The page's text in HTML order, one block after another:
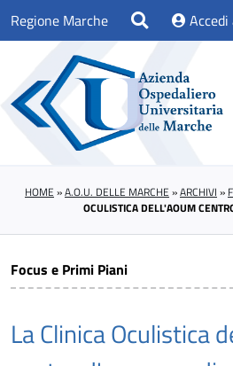
Regione Marche
HOME »A.O.U. DELLE MARCHE »ARCHIVI »
OCULISTICA DELL'AOUM
Focus e Primi Piani
La Clinica Oculistica